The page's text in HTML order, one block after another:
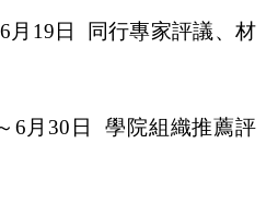
6月19日 同行專家評議、材
6月30日 學院組織推薦評